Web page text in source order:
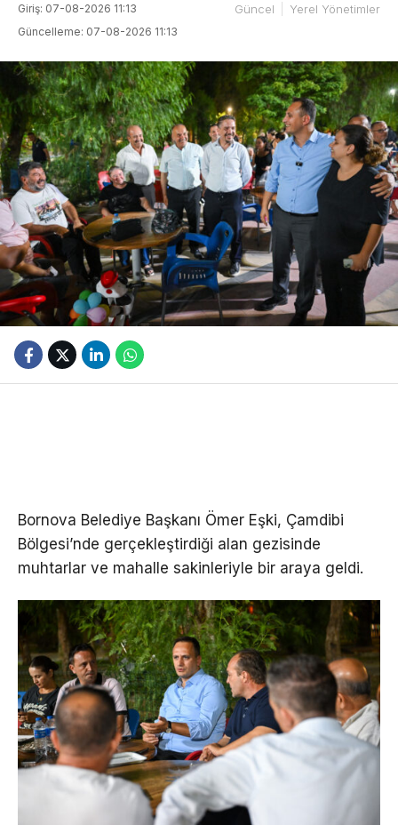
Giriş: 07-08-2026 11:13
Güncelleme: 07-08-2026 11:13
Güncel Yerel Yönetimler
Bornova Belediye Başkanı Ömer Eşki, Çamdibi
Bölgesi’nde gerçekleştirdiği alan gezisinde
muhtarlar ve mahalle sakinleriyle bir araya geldi.